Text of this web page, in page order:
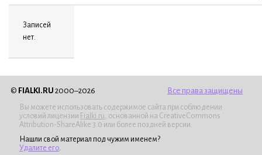
Записей
нет.
© FIALKI.RU 2000–2026 Все права защищены
Вы можете использовать содержимое сайта при соблюдении
условий лицензии Fialki.ru , основанной на CreativeCommons
Attribution-ShareAlike 3.0 или более поздней версии.
Нашли свой материал под чужим именем?
Удалите его